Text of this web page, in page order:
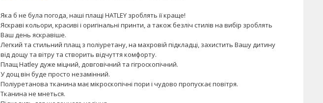
Яка б не була погода, наші плащі HATLEY зроблять її краще!
Яскраві кольори, красиві і оригінальні принти, а також безліч стилів на вибір зроблять
Ваш день яскравіше.
Легкий та стильний плащ з поліуретану, на махровій підкладці, захистить Вашу дитину
від дощу та вітру та створить відчуття комфорту.
Плащ Hatley дуже міцний, довговічний та гігроскопічний.
У дощ він буде просто незамінний.
Поліуретанова тканина має мікроскопічні пори і чудово пропускає повітря.
Тканина не мнеться.